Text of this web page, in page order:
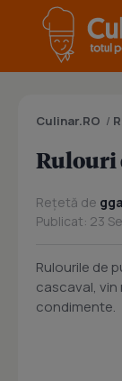
Culinar.RO /
Rulouri
Rețetă de
Publicat: 23
Rulourile de
cascaval,
condimente.